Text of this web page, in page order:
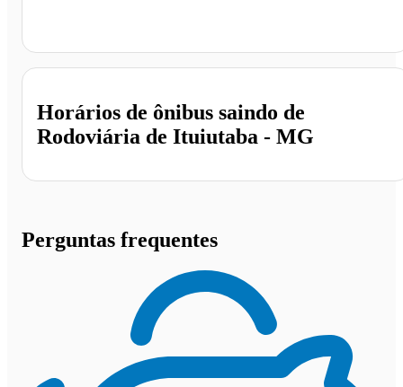
Horários de ônibus saindo de
Rodoviária de Ituiutaba - MG
Perguntas frequentes